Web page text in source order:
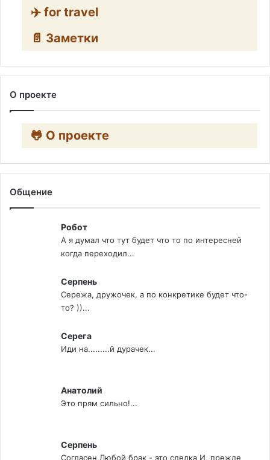
✈️ for travel
📄 Заметки
О проекте
🐸 О проекте
Общение
Робот
А я думал что тут будет что то по интересней
когда переходил...
Серпень
Сережа, дружочек, а по конкретике будет что-
то? ))...
Серега
Иди на.........й дурачек...
Анатолий
Это прям сильно!...
Серпень
Согласен Любой брак - это сделка И, прежде